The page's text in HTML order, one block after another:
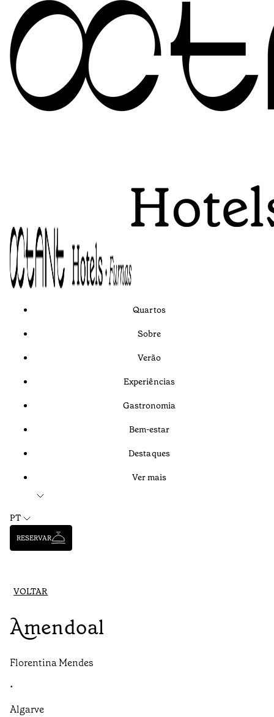
Quartos
Sobre
Verão
Experiências
Gastronomia
Bem-estar
Destaques
Ver mais
PT
RESERVAR
VOLTAR
Amendoal
Florentina Mendes
•
Algarve